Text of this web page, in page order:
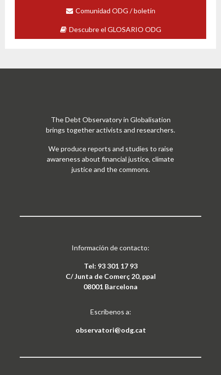
Comunidad ODG / boletín
Descubre el GLOSARIO ODG
The Debt Observatory in Globalisation
brings together activists and researchers.
We produce reports and studies to raise
awareness about financial justice, climate
justice and the commons.
Información de contacto:
Tel: 93 301 17 93
C/ Junta de Comerç 20, ppal
08001 Barcelona
Escríbenos a:
observatori@odg.cat